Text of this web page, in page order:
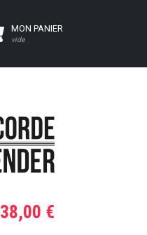
MON PANIER
vide
38,00 €